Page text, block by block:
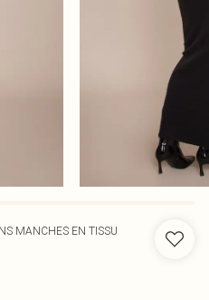
MANCHES EN TISSU